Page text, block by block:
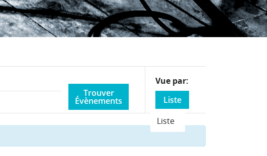
Event
Views
Navigation
Vue par
Liste
Liste